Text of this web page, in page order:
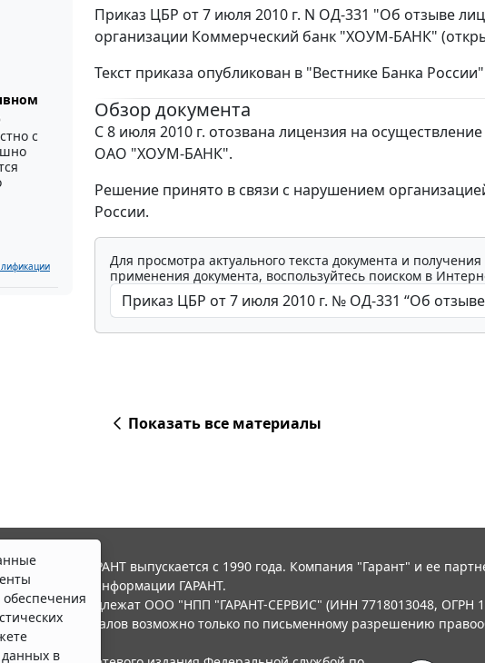
с
Приказ ЦБР от 7 июля 2010 г. N ОД-331 "Об отзыве
организации Коммерческий банк "ХОУМ-БАНК"
Текст приказа опубликован в "Вестнике Банка
Обзор документа
С 8 июля 2010 г. отозвана лицензия на
ОАО "ХОУМ-БАНК".
Решение принято в связи с нарушением
России.
Для просмотра актуального текста документа и
применения документа, воспользуйтесь поиском в
Показать все материалы
данных в
Система ГАРАНТ выпускается с 1990 года. Компания "Гарант" и ее
правовой информации ГАРАНТ.
принадлежат ООО "НПП "ГАРАНТ-СЕРВИС" (ИНН 7718013048, ОГРН
материалов возможно только по письменному разрешению